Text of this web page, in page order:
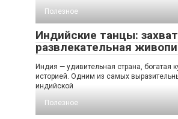
Полезное
Индийские танцы:
развлекательная
Индия — удивительная страна, богатая
историей. Одним из самых
индийской
Полезное